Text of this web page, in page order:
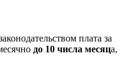
плата за
до 10 числа месяца,